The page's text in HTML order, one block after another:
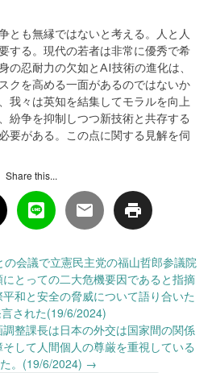
とも無縁ではないと考える。人と人
する。現代の若者は非常に優秀で希
の忍耐力の欠如とAI技術の進化は、
クを高める一面があるのではないか
我々は英知を結集してモラルを向上
紛争を抑制しつつ新技術と共存する
要がある。この点に関する見解を伺
Share this...
会議で立憲民主党の福山哲郎参議院
とっての二大危機要因であると指摘
和と安全の脅威について語り合いた
された(19/6/2024)
整課長は日本の外交は国家間の関係
して人間個人の尊厳を重視している
。(19/6/2024) →